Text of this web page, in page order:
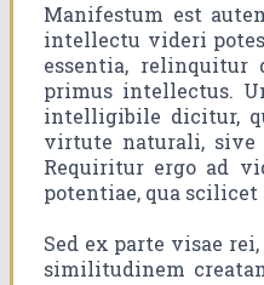
Manifestum est
intellectu videri
essentia,
primus intellectus.
intelligibile dicitur,
virtute naturali, sive
Requiritur ergo ad
potentiae, qua
Sed ex parte visae
similitudinem